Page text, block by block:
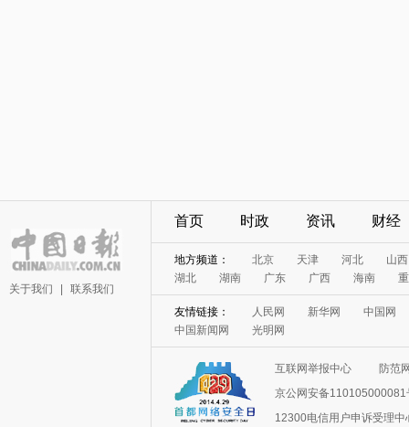
关于我们 联系我们
首页 时政 资讯 财经
地方频道： 北京 天津 河北
山西
湖北
湖南 广东 广西 海南
友情链接： 人民网 新华网
中国网
中国新闻网
光明网
互联网举报中心
防范
京公网安备110105000081
12300电信用户申诉受理中